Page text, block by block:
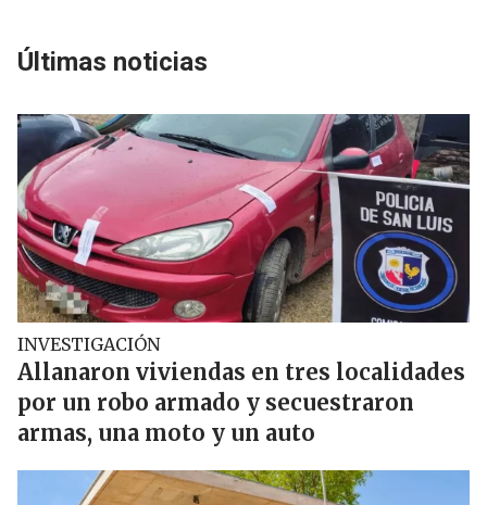
Últimas noticias
INVESTIGACIÓN
Allanaron viviendas en tres localidades
por un robo armado y secuestraron
armas, una moto y un auto